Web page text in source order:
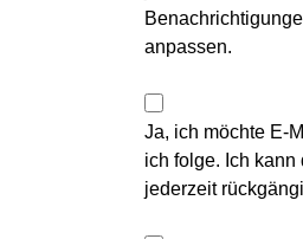
anpassen.
Ja, ich möchte E-
ich folge. Ich
jederzeit